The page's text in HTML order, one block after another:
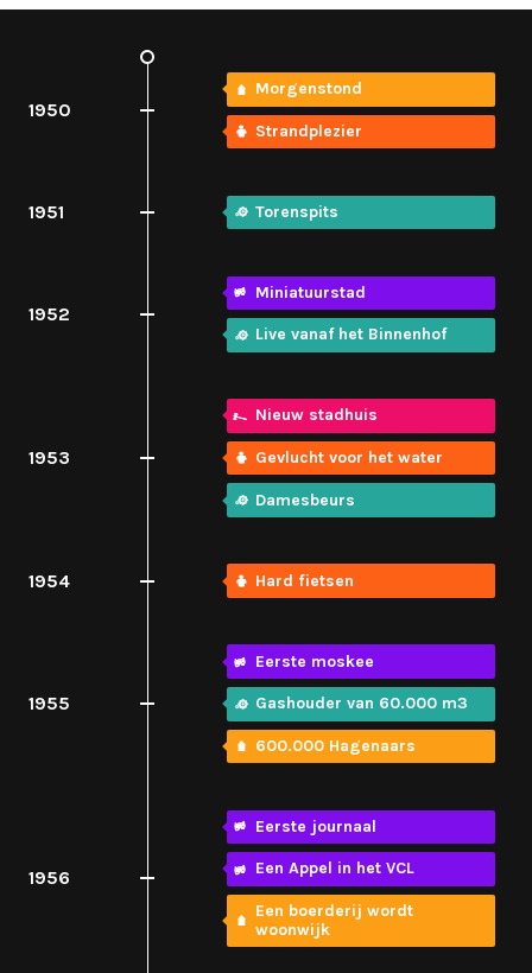
1950
Morgenstond
Strandplezier
1951 Torenspits
1952
Miniatuurstad
Live vanaf het Binnenhof
1953
Nieuw stadhuis
Gevlucht voor het water
Damesbeurs
1954 Hard fietsen
1955
Eerste moskee
Gashouder van 60.000 m3
600.000 Hagenaars
1956
Eerste journaal
Een Appel in het VCL
Een boerderij wordt
woonwijk